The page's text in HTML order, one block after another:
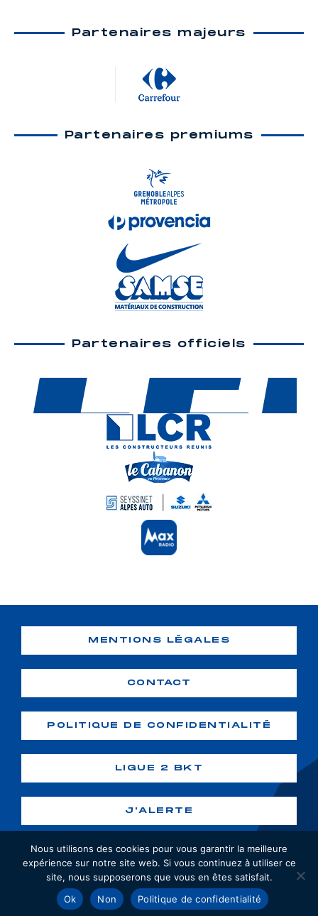
Partenaires majeurs
Partenaires premiums
Partenaires officiels
MENTIONS LÉGALES
CONTACT
POLITIQUE DE CONFIDENTIALITÉ
LIGUE 2 BKT
J'ALERTE
Copyright ©2026 GF38. Tous droits
réservés. Création :webiaprod
Nous utilisons des cookies pour vous garantir la meilleure
expérience sur notre site web. Si vous continuez à utiliser ce
site, nous supposerons que vous en êtes satisfait.
Ok
Non Politique de confidentialité